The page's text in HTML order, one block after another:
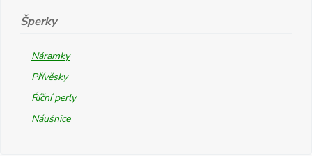
Šperky
Náramky
Přívěsky
Říční perly
Náušnice